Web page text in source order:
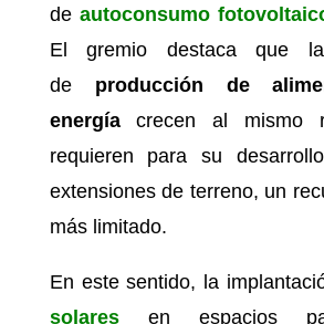
de autoconsumo
El gremio destaca que
de producción de
energíacrecen al mismo
requieren para su
extensiones de terreno, un
más limitado.
En este sentido, la
solaresen espacios